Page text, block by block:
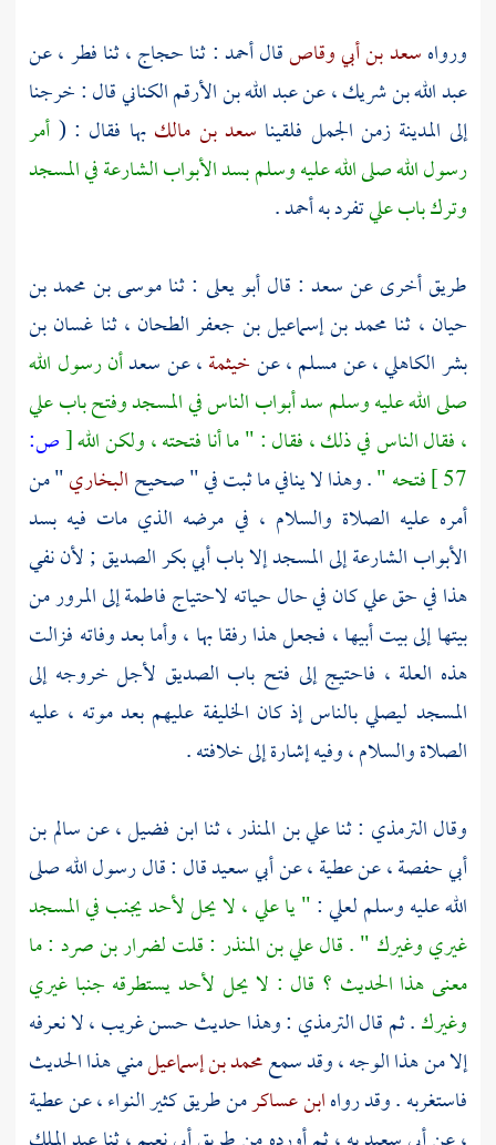
ورواهسعد بن أبي وقاصقالأحمد: ثناحجاج، ثنافطر، عن
عبد الله بن شريك، عنعبد الله بن الأرقم الكنانيقال : خرجنا
إلى المدينةزمن الجمل فلقينا سعد بن مالكبها فقال : ( أمر
رسول الله صلى الله عليه وسلم بسد الأبواب الشارعة في المسجد
وترك باب عليتفرد بهأحمد.
طريق أخرى عنسعد : قالأبو يعلى : ثناموسى بن محمد بن
حيان ، ثنا محمد بن إسماعيل بن جعفر الطحان ، ثنا غسان بن
بشر الكاهلي، عنمسلم، عنخيثمة، عنسعدأن رسول الله
صلى الله عليه وسلم سد أبواب الناس في المسجد وفتح بابعلي
، فقال الناس في ذلك ، فقال : " ما أنا فتحته ، ولكن الله[ص:
57 ] فتحه ". وهذا لا ينافي ما ثبت في " صحيحالبخاري" من
أمره عليه الصلاة والسلام ، في مرضه الذي مات فيه بسد
الأبواب الشارعة إلى المسجد إلا بابأبي بكر الصديق; لأن نفي
هذا في حقعليكان في حال حياته لاحتياجفاطمةإلى المرور من
بيتها إلى بيت أبيها ، فجعل هذا رفقا بها ، وأما بعد وفاته فزالت
هذه العلة ، فاحتيج إلى فتح باب الصديق لأجل خروجه إلى
المسجد ليصلي بالناس إذ كان الخليفة عليهم بعد موته ، عليه
الصلاة والسلام ، وفيه إشارة إلى خلافته .
وقالالترمذي : ثناعلي بن المنذر، ثناابن فضيل، عنسالم بن
أبي حفصة، عنعطية، عنأبي سعيدقال : قال رسول الله صلى
الله عليه وسلملعلي:" يا علي ، لا يحل لأحد يجنب في المسجد
غيري وغيرك " . قالعلي بن المنذر : قلتلضرار بن صرد : ما
معنى هذا الحديث ؟ قال : لا يحل لأحد يستطرقه جنبا غيري
وغيرك. ثم قالالترمذي : وهذا حديث حسن غريب ، لا نعرفه
إلا من هذا الوجه ، وقد سمعمحمد بن إسماعيلمني هذا الحديث
فاستغربه . وقد رواهابن عساكرمن طريق كثير النواء ، عنعطية